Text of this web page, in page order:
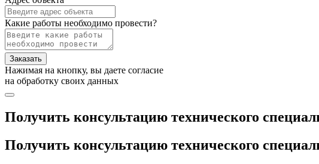
Какие работы необходимо провести?
Заказать
Нажимая на кнопку, вы даете согласие
на обработку своих данных
Получить консультацию технического
Получить консультацию технического